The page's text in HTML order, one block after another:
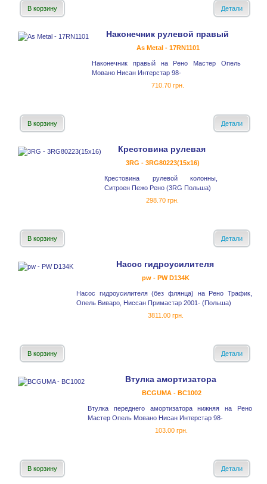
В корзину Детали
Наконечник рулевой правый
As Metal - 17RN1101
Наконечник правый на Рено Мастер Опель
Мовано Нисан Интерстар 98-
710.70 грн.
В корзину Детали
Крестовина рулевая
3RG - 3RG80223(15x16)
Крестовина рулевой колонны,
Ситроен Пежо Рено (3RG Польша)
298.70 грн.
В корзину Детали
Насос гидроусилителя
pw - PW D134K
Насос гидроусилителя (без флянца) на Рено Трафик,
Опель Виваро, Ниссан Примастар 2001- (Польша)
3811.00 грн.
В корзину Детали
Втулка амортизатора
BCGUMA - BC1002
Втулка переднего амортизатора нижняя на Рено
Мастер Опель Мовано Нисан Интерстар 98-
103.00 грн.
В корзину Детали